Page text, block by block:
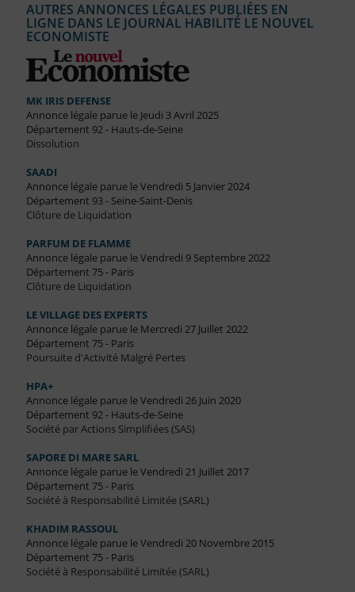
AUTRES ANNONCES LÉGALES PUBLIÉES EN
LIGNE DANS LE JOURNAL HABILITÉ LE NOUVEL
ECONOMISTE
MK IRIS DEFENSE
Annonce légale parue le Jeudi 3 Avril 2025
Département 92 - Hauts-de-Seine
Dissolution
SAADI
Annonce légale parue le Vendredi 5 Janvier 2024
Département 93 - Seine-Saint-Denis
Clôture de Liquidation
PARFUM DE FLAMME
Annonce légale parue le Vendredi 9 Septembre 2022
Département 75 - Paris
Clôture de Liquidation
LE VILLAGE DES EXPERTS
Annonce légale parue le Mercredi 27 Juillet 2022
Département 75 - Paris
Poursuite d'Activité Malgré Pertes
HPA+
Annonce légale parue le Vendredi 26 Juin 2020
Département 92 - Hauts-de-Seine
Société par Actions Simplifiées (SAS)
SAPORE DI MARE SARL
Annonce légale parue le Vendredi 21 Juillet 2017
Département 75 - Paris
Société à Responsabilité Limitée (SARL)
KHADIM RASSOUL
Annonce légale parue le Vendredi 20 Novembre 2015
Département 75 - Paris
Société à Responsabilité Limitée (SARL)